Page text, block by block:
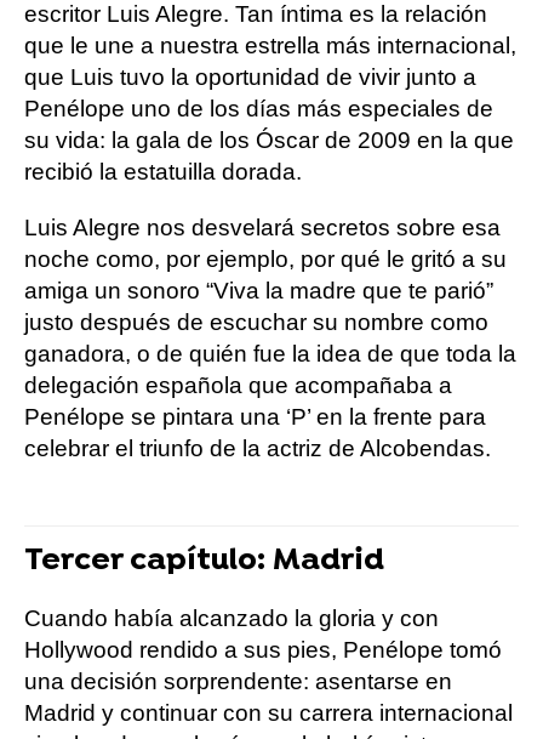
escritor Luis Alegre. Tan íntima es la relación
que le une a nuestra estrella más internacional,
que Luis tuvo la oportunidad de vivir junto a
Penélope uno de los días más especiales de
su vida: la gala de los Óscar de 2009 en la que
recibió la estatuilla dorada.
Luis Alegre nos desvelará secretos sobre esa
noche como, por ejemplo, por qué le gritó a su
amiga un sonoro “Viva la madre que te parió”
justo después de escuchar su nombre como
ganadora, o de quién fue la idea de que toda la
delegación española que acompañaba a
Penélope se pintara una ‘P’ en la frente para
celebrar el triunfo de la actriz de Alcobendas.
Tercer capítulo: Madrid
Cuando había alcanzado la gloria y con
Hollywood rendido a sus pies, Penélope tomó
una decisión sorprendente: asentarse en
Madrid y continuar con su carrera internacional